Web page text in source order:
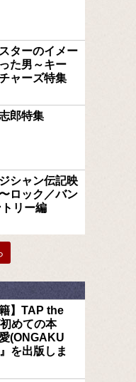
ターのイメー
た男～キー
ャーズ特集
郎特集
シャン伝記映
ロック／バン
トリー編
籍】TAP the
めての本
愛(ONGAKU
を出版しま